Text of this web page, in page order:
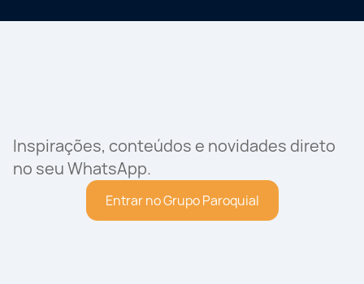
Inspirações, conteúdos e novidades direto
no seu WhatsApp.
Entrar no Grupo Paroquial